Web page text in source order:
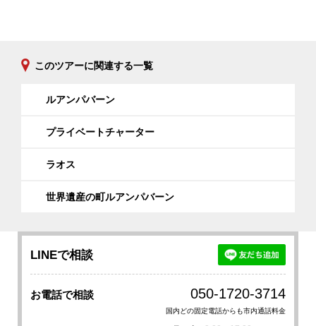
このツアーに関連する一覧
ルアンパバーン
プライベートチャーター
ラオス
世界遺産の町ルアンパバーン
LINEで相談
お電話で相談 050-1720-3714
国内どの固定電話からも市内通話料金